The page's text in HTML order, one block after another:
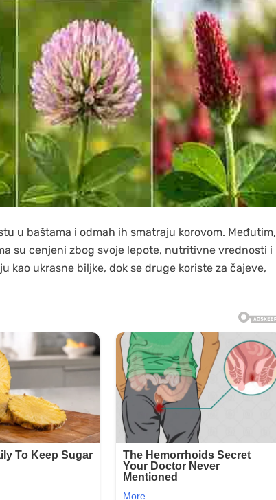
u baštama i odmah ih smatraju korovom. Međutim,
su cenjeni zbog svoje lepote, nutritivne vrednosti i
kao ukrasne biljke, dok se druge koriste za čajeve,